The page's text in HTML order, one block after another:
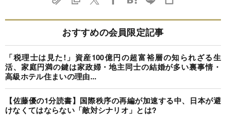
おすすめの会員限定記事
「税理士は見た!」資産100億円の超富裕層の知られざる生
活、家庭円満の鍵は家政婦・地主同士の結婚が多い裏事情・
高級ホテル住まいの理由...
【佐藤優の1分読書】国際秩序の再編が加速する中、日本が避
けなくてはならない「敵対シナリオ」とは?